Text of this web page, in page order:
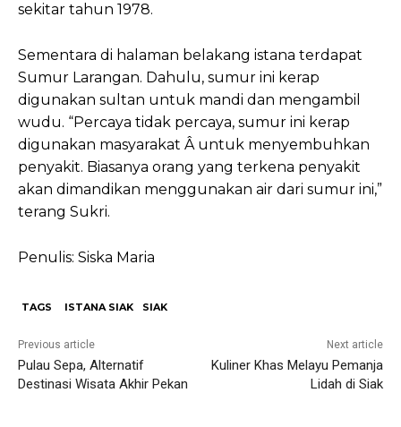
sekitar tahun 1978.
Sementara di halaman belakang istana terdapat
Sumur Larangan. Dahulu, sumur ini kerap
digunakan sultan untuk mandi dan mengambil
wudu. “Percaya tidak percaya, sumur ini kerap
digunakan masyarakat Â untuk menyembuhkan
penyakit. Biasanya orang yang terkena penyakit
akan dimandikan menggunakan air dari sumur ini,”
terang Sukri.
Penulis: Siska Maria
TAGS ISTANA SIAK SIAK
Previous article
Pulau Sepa, Alternatif
Destinasi Wisata Akhir Pekan
Next article
Kuliner Khas Melayu Pemanja
Lidah di Siak